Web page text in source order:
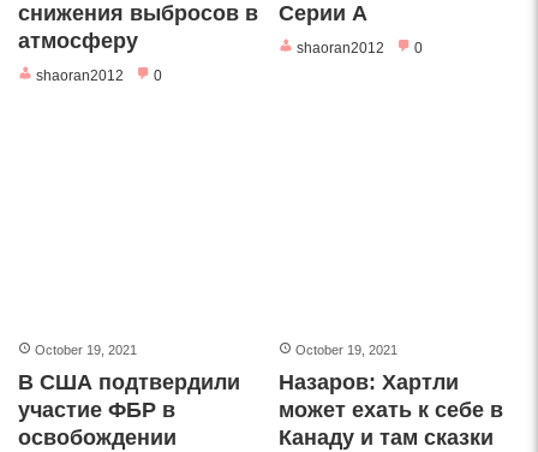
снижения выбросов в
атмосферу
shaoran2012 0
Серии А
shaoran2012 0
October 19, 2021
В США подтвердили
участие ФБР в
освобождении
October 19, 2021
Назаров: Хартли
может ехать к себе в
Канаду и там сказки